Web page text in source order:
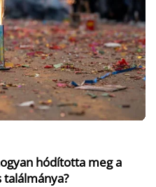
hódította meg a
találmánya?